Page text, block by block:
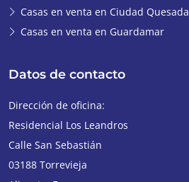
Casas en venta en Ciudad Quesada
Casas en venta en Guardamar
Datos de contacto
Dirección de oficina:
Residencial Los Leandros
Calle San Sebastián
03188 Torrevieja